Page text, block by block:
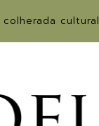
colherada cultural